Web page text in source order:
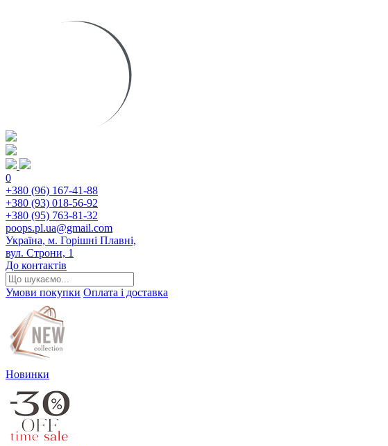
0
+380 (96) 167-41-88
+380 (93) 018-56-92
+380 (95) 763-81-32
poops.pl.ua@gmail.com
Україна, м. Горішні Плавні,
вул. Строни, 1
До контактів
Умови покупки Оплата і доставка
Новинки